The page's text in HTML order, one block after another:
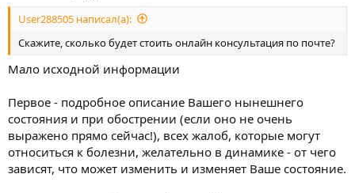
User288505 написал(а):
Скажите, сколько будет стоить онлайн консультация по почте?
Мало исходной информации
Первое - подробное описание Вашего нынешнего
состояния и при обострении (если оно не очень
выражено прямо сейчас!), всех жалоб, которые могут
относиться к болезни, желательно в динамике - от чего
зависят, что может изменить и изменяет Ваше состояние.